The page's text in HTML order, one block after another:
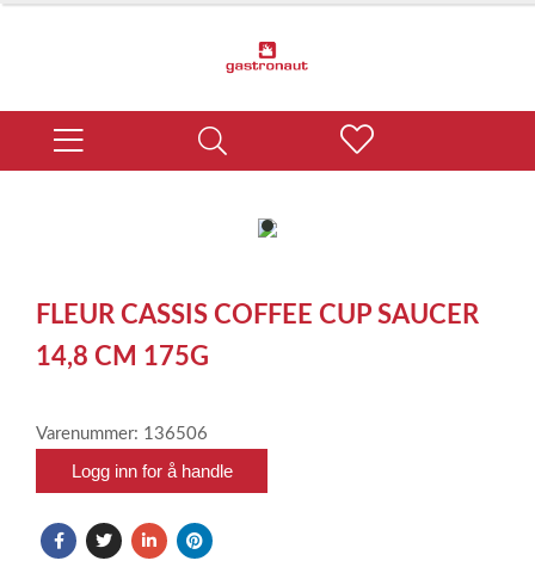
item
of
1
FLEUR CASSIS COFFEE CUP SAUCER
14,8 CM 175G
Varenummer: 136506
Logg inn for å handle